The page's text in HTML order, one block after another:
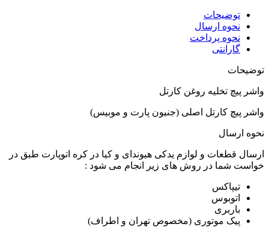
توضیحات
نحوه ارسال
نحوه پرداخت
گارانتی
توضیحات
واشر پیچ تخلیه روغن کارتل
واشر پیچ کارتل اصلی (جنیون پارت و موبیس)
نحوه ارسال
ارسال قطعات و لوازم یدکی هیوندای و کیا در کره اتوپارت طبق در
خواست شما در روش های زیر انجام می شود :
تیپاکس
اتوبوس
باربری
پیک موتوری (مخصوص تهران و اطراف)